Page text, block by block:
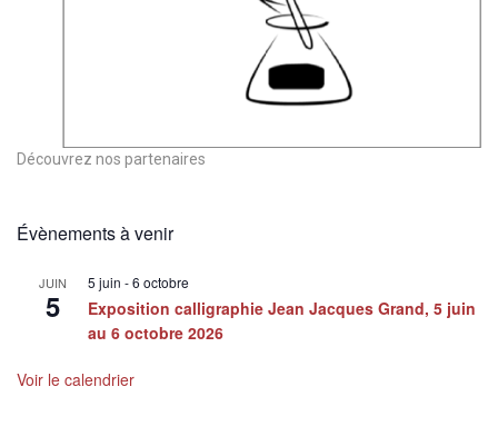
Découvrez nos partenaires
Évènements à venir
JUIN
5
5 juin -6 octobre
Exposition calligraphie Jean Jacques Grand, 5 juin
au 6 octobre 2026
Voir le calendrier